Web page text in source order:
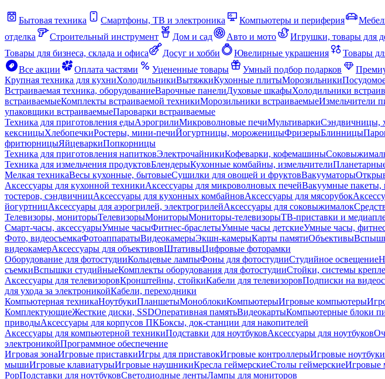
Бытовая техника Смартфоны, ТВ и электроника Компьютеры и периферия
отделка
Строительный инструмент Дом и сад Авто и мото Игрушки, товары для
Товары для бизнеса, склада и офиса
Досуг и хобби Ювелирные украшения Товары
Все акции
Оплата частями Уцененные товары Умный подбор подарков
Крупная техника для кухниХолодильникиВытяжкиКухонные плитыМорозильники
Встраиваемая техника, оборудованиеВарочные панелиДуховые шкафыХолодильники
встраиваемыеКомплекты встраиваемой техникиМорозильники встраиваемыеИзмельчители
упаковщики встраиваемыеПароварки встраиваемые
Техника для приготовления едыАэрогрилиМикроволновые печиМультиваркиСэндвичницы,
кексницыХлебопечкиРостеры, мини-печиЙогуртницы, мороженицыФризерыБлинницы
фритюрницыЯйцеваркиПопкорницы
Техника для приготовления напитковЭлектрочайникиКофеварки, кофемашины
Техника для измельчения продуктовБлендерыКухонные комбайны, измельчители
Мелкая техникаВесы кухонные, бытовыеСушилки для овощей и фруктовВакууматоры
Аксессуары для кухонной техникиАксессуары для микроволновых печейВакуумные пакеты,
тостеров, сэндвичницАксессуары для кухонных комбайновАксессуары для мясорубок
йогуртницАксессуары для аэрогрилей, электрогрилейАксессуары для соковыжималок
Телевизоры, мониторыТелевизорыМониторыМониторы-телевизорыТВ-приставки и
Смарт-часы, аксессуарыУмные часыФитнес-браслетыУмные часы детскиеУмные часы,
Фото, видеосъемкаФотоаппаратыВидеокамерыЭкшн-камерыКарты памятиОбъективы
видеокамерАксессуары для объективовШтативыЦифровые фоторамки
Оборудование для фотостудииКольцевые лампыФоны для фотостудииСтудийное освещение
съемкиВспышки студийныеКомплекты оборудования для фотостудииСтойки, системы
Аксессуары для телевизоровКронштейны, стойкиКабели для телевизоровПодписки на
для ухода за электроникойКабели, переходники
Компьютерная техникаНоутбукиПланшетыМоноблокиКомпьютерыИгровые компьютеры
КомплектующиеЖесткие диски, SSDОперативная памятьВидеокартыКомпьютерные блоки
приводыАксессуары для корпусов ПКБоксы, док-станции для накопителей
Аксессуары для компьютерной техникиПодставки для ноутбуковАксессуары для ноутбуков
электроникойПрограммное обеспечение
Игровая зонаИгровые приставкиИгры для приставокИгровые контроллерыИгровые ноутбуки
мышиИгровые клавиатурыИгровые наушникиКресла геймерскиеСтолы геймерскиеИгровые
PopПодставки для ноутбуковСветодиодные лентыЛампы для мониторов